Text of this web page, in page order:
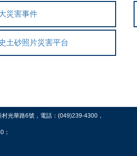
災害事件
土砂照片災害平台
光華路6號，電話：(049)239-4300，
；